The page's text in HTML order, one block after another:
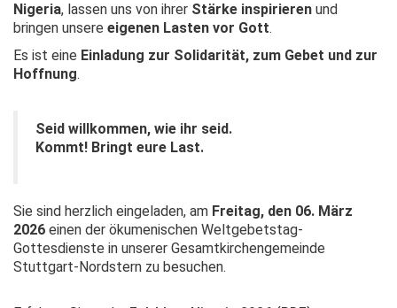
Nigeria, lassen uns von ihrer Stärke inspirieren und
bringen unsere eigenen Lasten vor Gott.
Es ist eine Einladung zur Solidarität, zum Gebet und zur
Hoffnung.
Seid willkommen, wie ihr seid.
Kommt! Bringt eure Last.
Sie sind herzlich eingeladen, am Freitag, den 06. März
2026 einen der ökumenischen Weltgebetstag-
Gottesdienste in unserer Gesamtkirchengemeinde
Stuttgart-Nordstern zu besuchen.